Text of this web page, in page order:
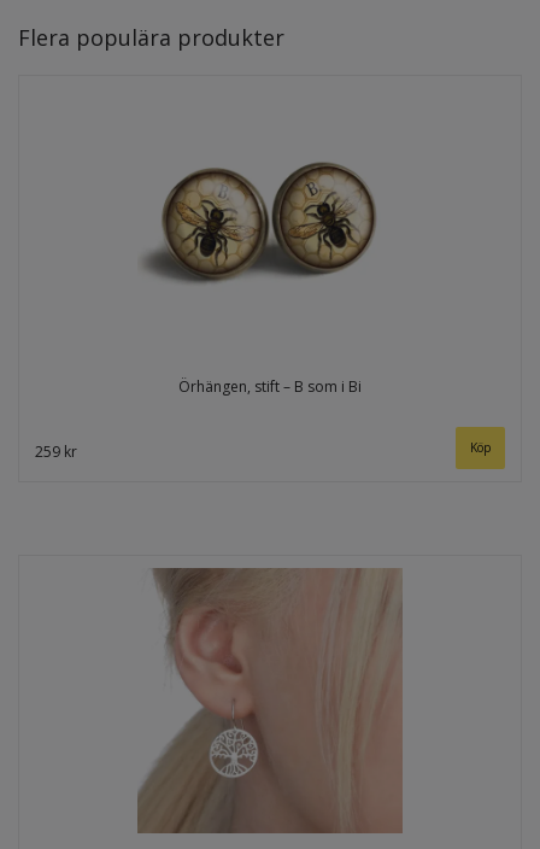
Flera populära produkter
Örhängen, stift – B som i Bi
259 kr